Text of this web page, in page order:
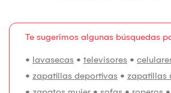
Te sugerimos algunas búsquedas
• lavasecas • televisores •
• zapatillas deportivas • zapatillas